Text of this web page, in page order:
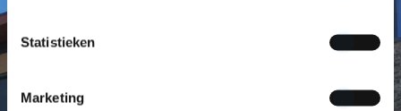
Statistieken
Marketing